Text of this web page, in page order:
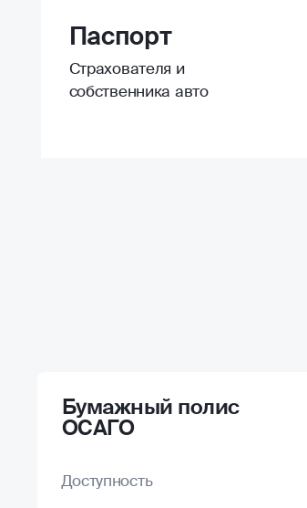
Паспорт
Страхователя и
собственника авто
Бумажный полис
ОСАГО
Доступность